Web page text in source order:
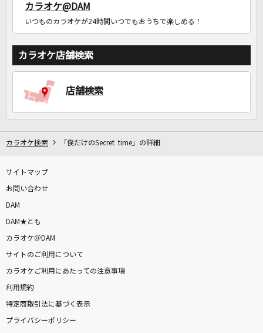
カラオケ@DAM
いつものカラオケが24時間いつでもおうちで楽しめる！
カラオケ店舗検索
店舗検索
カラオケ検索 「僕だけのSecret time」の詳細
サイトマップ
お問い合わせ
DAM
DAM★とも
カラオケ＠DAM
サイトのご利用について
カラオケご利用にあたっての注意事項
利用規約
特定商取引法に基づく表示
プライバシーポリシー